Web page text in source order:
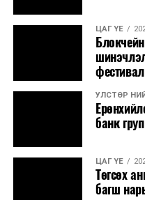
ЦАГ ҮЕ
УЛСТӨР
банк
ЦАГ ҮЕ
Төгсөх
багш